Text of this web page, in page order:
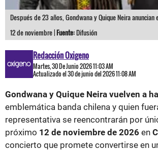
Después de 23 años, Gondwana y Quique Neira
12 de noviembre |Fuente:Difusión
Redacción Oxigeno
Martes, 30 De Junio 2026 11:03 AM
Actualizado el 30 de junio del 2026 11:08 AM
Gondwana y Quique Neira vuelven a
emblemática banda chilena y quien
representativa se reencontrarán por
próximo 12 de noviembre de 2026 en
concierto que promete convertirse en